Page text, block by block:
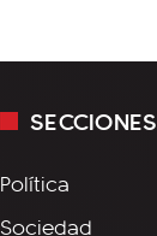
SECCIONES
Política
Sociedad